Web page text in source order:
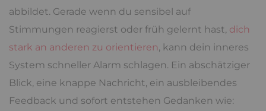
abbildet. Gerade wenn du sensibel auf
Stimmungen reagierst oder früh gelernt hast, dich
stark an anderen zu orientieren, kann dein inneres
System schneller Alarm schlagen. Ein abschätziger
Blick, eine knappe Nachricht, ein ausbleibendes
Feedback und sofort entstehen Gedanken wie: